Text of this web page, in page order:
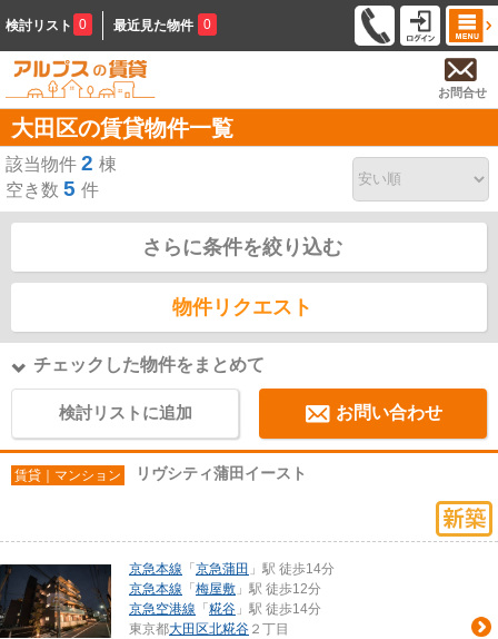
検討リスト 0 最近見た物件 0
お問合せ
大田区の賃貸物件一覧
該当物件 2 棟
空き数 5 件
さらに条件を絞り込む
物件リクエスト
チェックした物件をまとめて
検討リストに追加 お問い合わせ
賃貸｜マンション リヴシティ蒲田イースト
京急本線 「 京急蒲田 」駅 徒歩14分
京急本線 「 梅屋敷 」駅 徒歩12分
京急空港線 「 糀谷 」駅 徒歩14分
東京都大田区北糀谷 ２丁目